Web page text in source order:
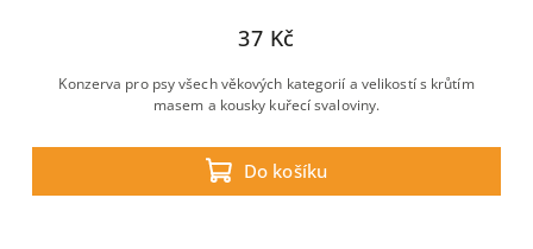
37 Kč
Do košíku
Konzerva pro psy všech věkových kategorií a velikostí s krůtím
masem a kousky kuřecí svaloviny.